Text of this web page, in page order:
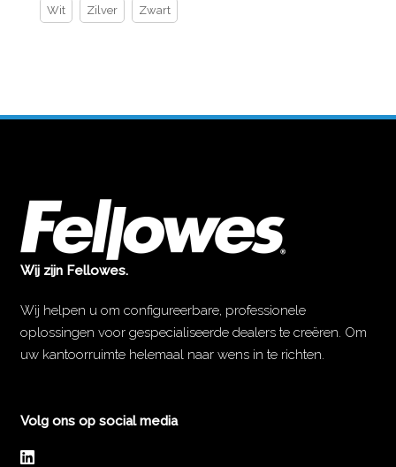
Wit Zilver Zwart
Wij zijn Fellowes.
Wij helpen u om configureerbare, professionele
oplossingen voor gespecialiseerde dealers te creëren. Om
uw kantoorruimte helemaal naar wens in te richten.
Volg ons op social media